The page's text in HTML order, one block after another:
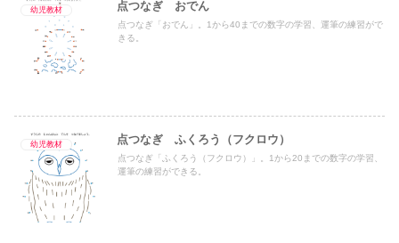
幼児教材 点つなぎ おでん
点つなぎ「おでん」。1から40までの数字の学習、運筆の練習がで
きる。
幼児教材 点つなぎ ふくろう（フクロウ）
点つなぎ「ふくろう（フクロウ）」。1から20までの数字の学習、
運筆の練習ができる。